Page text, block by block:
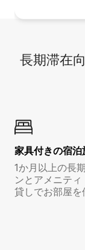
長期滞在
家具付き⁠の宿⁠泊⁠
1か月以上の長
ンとアメニテ
貸しでお部屋を